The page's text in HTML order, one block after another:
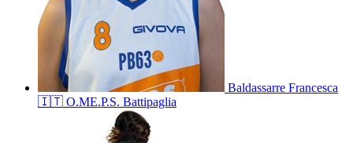
Baldassarre Francesca
🇮🇹 O.ME.P.S. Battipaglia